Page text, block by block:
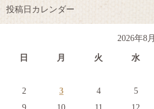
投稿日カレンダー
2026年8月
日 月 火 水
2
3 4 5